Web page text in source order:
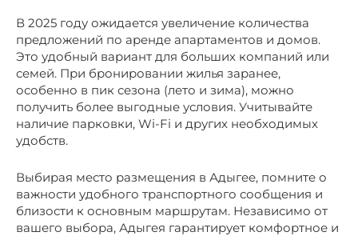
В 2025 году ожидается увеличение количества
предложений по аренде апартаментов и домов.
Это удобный вариант для больших компаний или
семей. При бронировании жилья заранее,
особенно в пик сезона (лето и зима), можно
получить более выгодные условия. Учитывайте
наличие парковки, Wi-Fi и других необходимых
удобств.
Выбирая место размещения в Адыгее, помните о
важности удобного транспортного сообщения и
близости к основным маршрутам. Независимо от
вашего выбора, Адыгея гарантирует комфортное и